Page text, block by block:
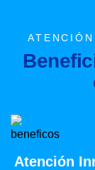
Benefic
Atención